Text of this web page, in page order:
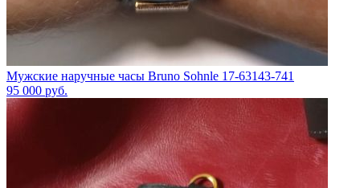
Мужские наручные часы Bruno Sohnle 17-63143-741
95 000 руб.